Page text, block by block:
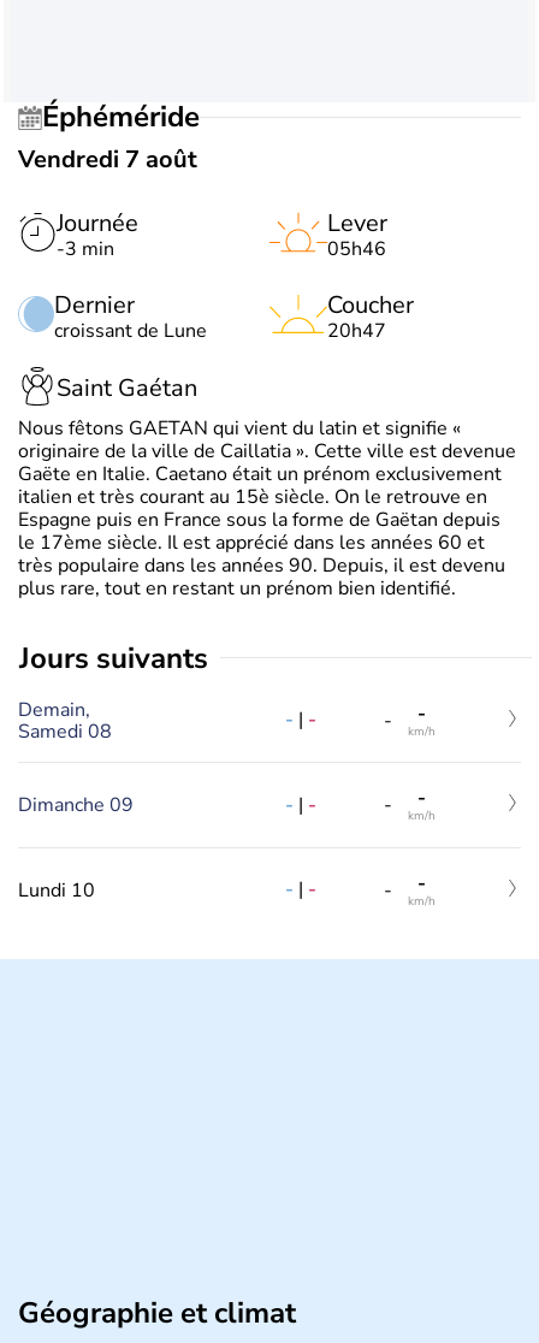
Éphéméride
Vendredi 7 août
Journée
-3 min
Dernier
croissant de Lune
Lever
05h46
Coucher
20h47
Saint Gaétan
Nous fêtons GAETAN qui vient du latin et signifie «
originaire de la ville de Caillatia ». Cette ville est devenue
Gaëte en Italie. Caetano était un prénom exclusivement
italien et très courant au 15è siècle. On le retrouve en
Espagne puis en France sous la forme de Gaëtan depuis
le 17ème siècle. Il est apprécié dans les années 60 et
très populaire dans les années 90. Depuis, il est devenu
plus rare, tout en restant un prénom bien identifié.
jours suivants
Demain,
Samedi 08
- | - - -
km/h
Dimanche 09 - | - - -
km/h
Lundi 10 - | - - -
km/h
Géographie et climat